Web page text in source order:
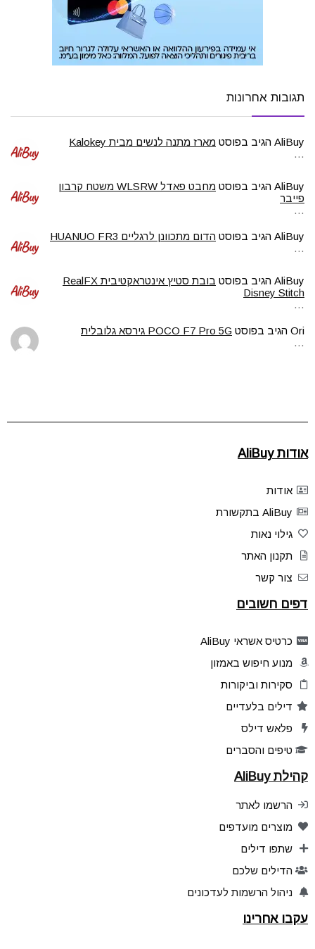
תגובות אחרונות
AliBuy הגיב בפוסט מארז מתנה לנשים מבית Kalokey
…
AliBuy הגיב בפוסט
מחבט פאדל WLSRW משטח קרבון
פייבר
…
AliBuy הגיב בפוסט הדום מתכוונן לרגליים HUANUO FR3
…
AliBuy הגיב בפוסט
בובת סטיץ אינטראקטיבית RealFX
Disney Stitch
…
Ori הגיב בפוסט POCO F7 Pro 5G גירסא גלובלית
…
אודות AliBuy
אודות
AliBuy בתקשורת
גילוי נאות
תקנון האתר
צור קשר
דפים חשובים
כרטיס אשראי AliBuy
מנוע חיפוש באמזון
סקירות וביקורות
דילים בלעדיים
פלאש דילס
טיפים והסברים
קהילת AliBuy
הרשמו לאתר
מוצרים מועדפים
שתפו דילים
הדילים שלכם
ניהול הרשמות לעדכונים
עקבו אחרינו